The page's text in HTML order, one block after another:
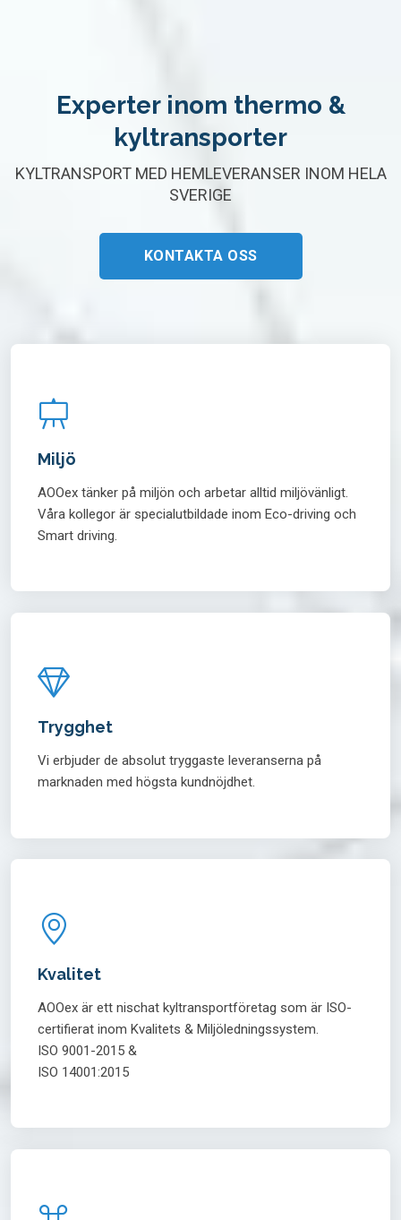
Experter inom thermo &
kyltransporter
KYLTRANSPORT MED HEMLEVERANSER INOM HELA
SVERIGE
KONTAKTA OSS
Miljö
AOOex tänker på miljön och arbetar alltid miljövänligt.
Våra kollegor är specialutbildade inom Eco-driving och
Smart driving.
Trygghet
Vi erbjuder de absolut tryggaste leveranserna på
marknaden med högsta kundnöjdhet.
Kvalitet
AOOex är ett nischat kyltransportföretag som är ISO-
certifierat inom Kvalitets & Miljöledningssystem.
ISO 9001-2015 &
ISO 14001:2015